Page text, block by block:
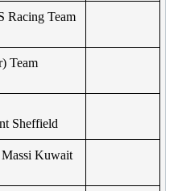
Racing Team
Team
Sheffield
Kuwait